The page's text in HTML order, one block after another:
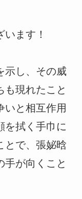
ます！
示し、その威
も現れたこと
いと相互作用
を拭く手巾に
とで、張妼晗
手が向くこと